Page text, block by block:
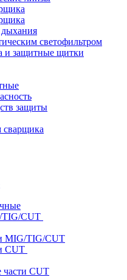
светофильтром
и защитные щитки
защиты
сварщика
TIG/CUT
MIG/TIG/CUT
CUT
части CUT